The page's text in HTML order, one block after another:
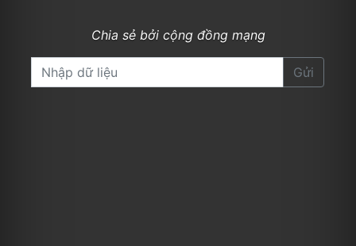
Chia sẻ bởi cộng đồng mạng
Gửi